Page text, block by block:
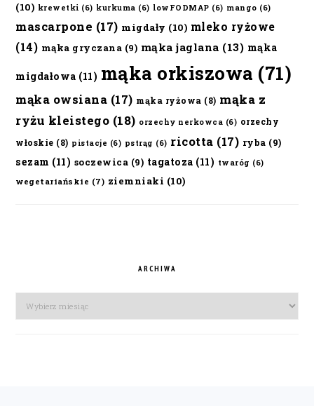
(10) krewetki (6) kurkuma (6) lowFODMAP (6) mango (6)
mascarpone (17) migdały (10) mleko ryżowe
(14) mąka gryczana (9) mąka jaglana (13) mąka
migdałowa (11) mąka orkiszowa (71)
mąka owsiana (17) mąka ryżowa (8) mąka z
ryżu kleistego (18) orzechy nerkowca (6) orzechy
włoskie (8) pistacje (6) pstrąg (6) ricotta (17) ryba (9)
sezam (11) soczewica (9) tagatoza (11) twaróg (6)
wegetariańskie (7) ziemniaki (10)
ARCHIWA
Archiwa